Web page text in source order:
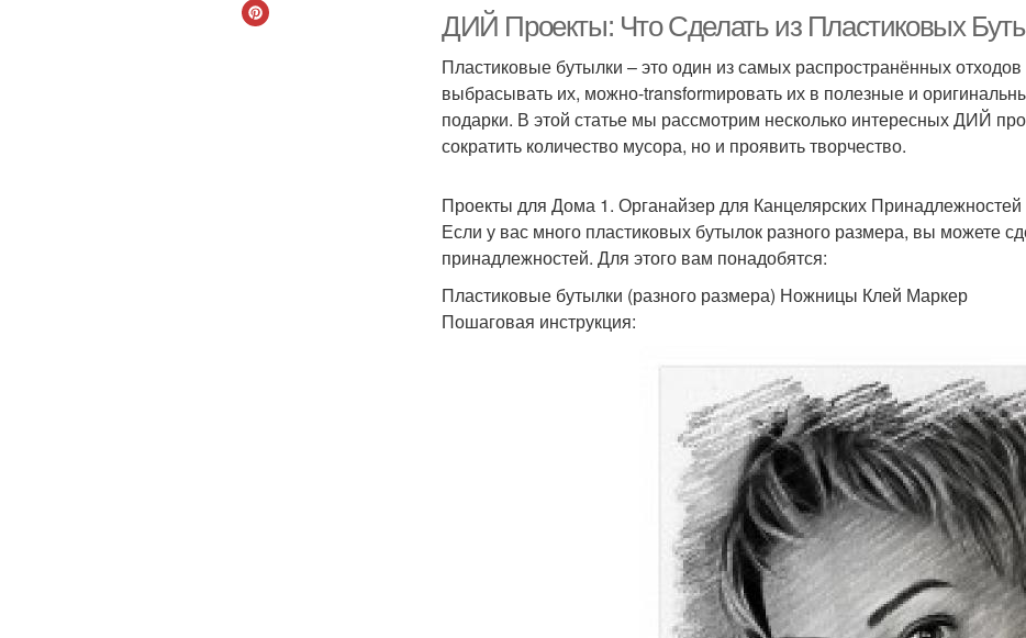
пластиковой бутылки
ДИЙ Проекты: Что Сделать из Пластиковых
Пластиковые бутылки – это один из самых распространённых
выбрасывать их, можно-transformировать их в полезные и
подарки. В этой статье мы рассмотрим несколько интересных ДИЙ
сократить количество мусора, но и проявить творчество.
Проекты для Дома 1. Органайзер для Канцелярских Принадлежностей
Если у вас много пластиковых бутылок разного размера, вы можете
принадлежностей. Для этого вам понадобятся:
Пластиковые бутылки (разного размера) Ножницы Клей Маркер
Пошаговая инструкция: